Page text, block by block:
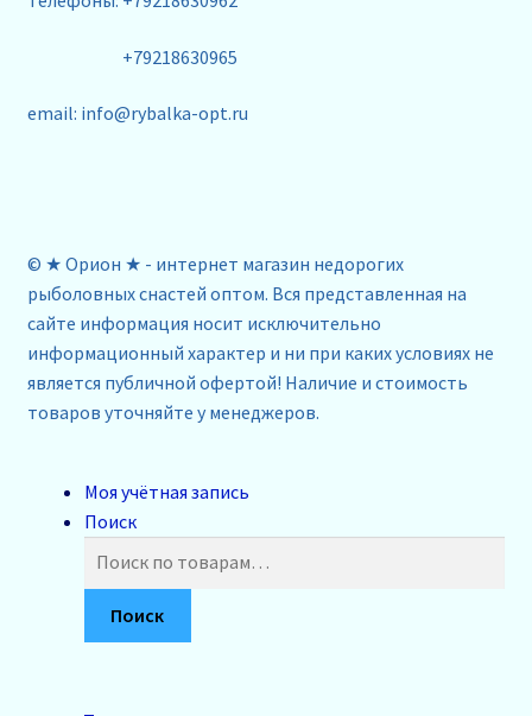
+79218630965
email: info@rybalka-opt.ru
© ★ Орион ★ - интернет магазин недорогих
рыболовных снастей оптом. Вся представленная на
сайте информация носит исключительно
информационный характер и ни при каких условиях не
является публичной офертой! Наличие и стоимость
товаров уточняйте у менеджеров.
Моя учётная запись
Поиск
Поиск